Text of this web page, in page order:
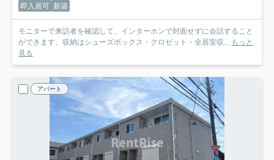
即入居可 新築
モニターで来訪者を確認して、インターホンで対面せずに会話すること
ができます。収納はシューズボックス・クロゼット・全居室収... もっと
見る
アパート